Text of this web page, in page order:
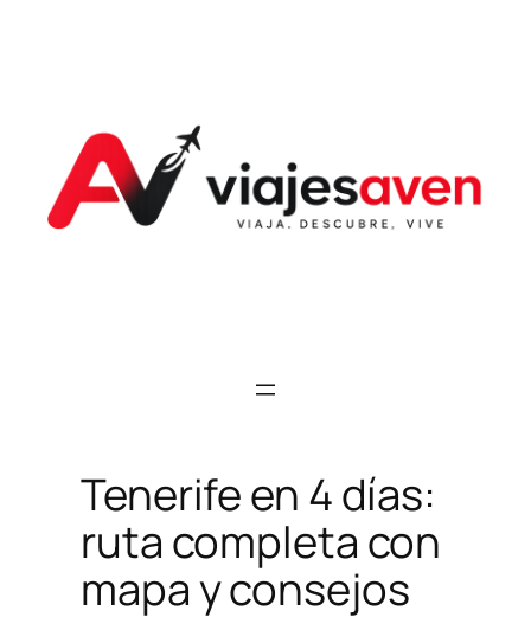
contenido
Tenerife en 4 días:
ruta completa con
mapa y consejos